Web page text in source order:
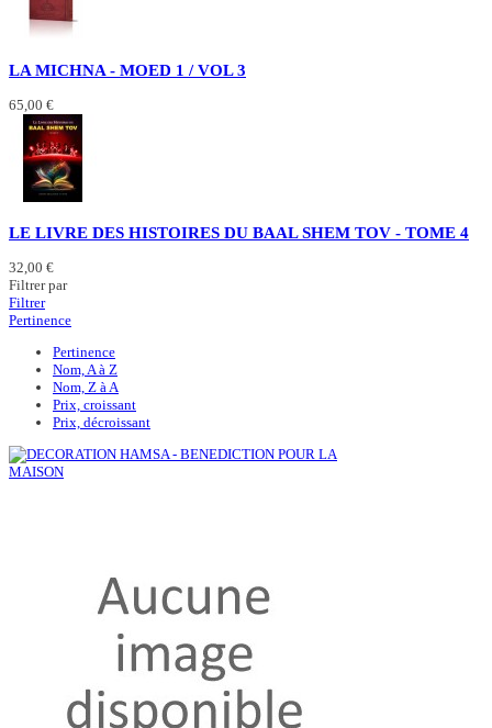
LA MICHNA - MOED 1 / VOL 3
65,00 €
LE LIVRE DES HISTOIRES DU BAAL SHEM TOV - TOME 4
32,00 €
Filtrer par
Filtrer
Pertinence
Pertinence
Nom, A à Z
Nom, Z à A
Prix, croissant
Prix, décroissant